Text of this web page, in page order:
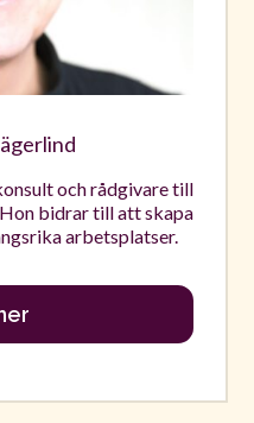
och rådgivare till
bidrar till att skapa
arbetsplatser.